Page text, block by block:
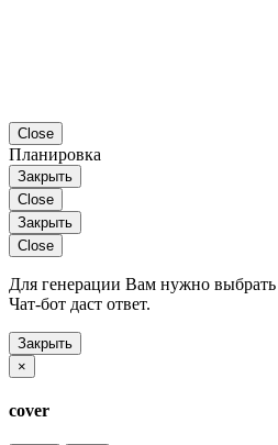
Close
Планировка
Закрыть
Close
Закрыть
Close
Для генерации Вам нужно
Чат-бот даст ответ.
Закрыть
×
cover